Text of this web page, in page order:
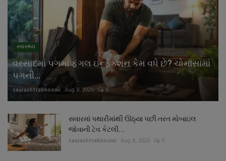
સ્વાસ્થ્ય
વરસાદમાં પગમાં ફંગલ ઇન્ફેક્શન કેમ વધે છે? ચોમાસામાં
પગની...
saurashtrabhoomi Aug 8, 2026 0
સવારમાં પથારીમાંથી ઊઠ્યા પછી તરત મોબાઇલ
જોવાની ટેવ કેટલી...
saurashtrabhoomi Aug 8, 2026 0